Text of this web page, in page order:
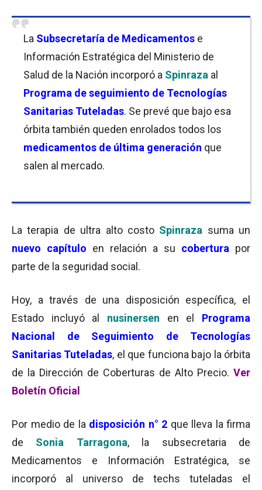
La Subsecretaría de Medicamentos e
Información Estratégica del Ministerio de
Salud de la Nación incorporó a Spinraza al
Programa de seguimiento de Tecnologías
Sanitarias Tuteladas. Se prevé que bajo esa
órbita también queden enrolados todos los
medicamentos de última generación que
salen al mercado.
La terapia de ultra alto costo Spinraza suma un
nuevo capítulo en relación a su cobertura por
parte de la seguridad social.
Hoy, a través de una disposición específica, el
Estado incluyó al
nusinersen en el
Programa
Nacional de Seguimiento de Tecnologías
Sanitarias Tuteladas, el que funciona bajo la órbita
de la Dirección de Coberturas de Alto Precio. Ver
Boletín Oficial
Por medio de la disposición n° 2 que lleva la firma
de Sonia Tarragona, la subsecretaria de
Medicamentos e Información Estratégica, se
incorporó al universo de techs tuteladas el